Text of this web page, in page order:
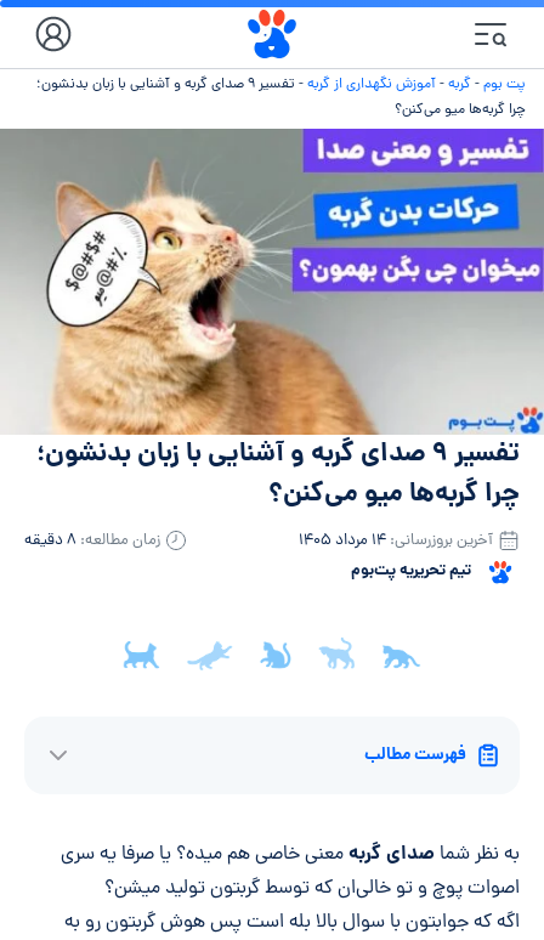
پت بوم-گربه-آموزش نگهداری از گربه-
تفسیر ۹ صدای گربه و آشنایی با زبان بدنشون؛
چرا گربه‌ها میو می‌کنن؟
تفسیر ۹ صدای گربه و آشنایی با زبان بدنشون؛
چرا گربه‌ها میو می‌کنن؟
تیم تحریریه پت‌بوم
آخرین بروزرسانی: ۱۴ مرداد ۱۴۰۵ زمان مطالعه: ۸ دقیقه
فهرست مطالب
به نظر شما صدای گربهمعنی خاصی هم میده؟ یا صرفا یه سری
اصوات پوچ و تو خالی‌ان که توسط گربتون تولید میشن؟
اگه که جوابتون با سوال بالا بله است پس هوش گربتون رو به